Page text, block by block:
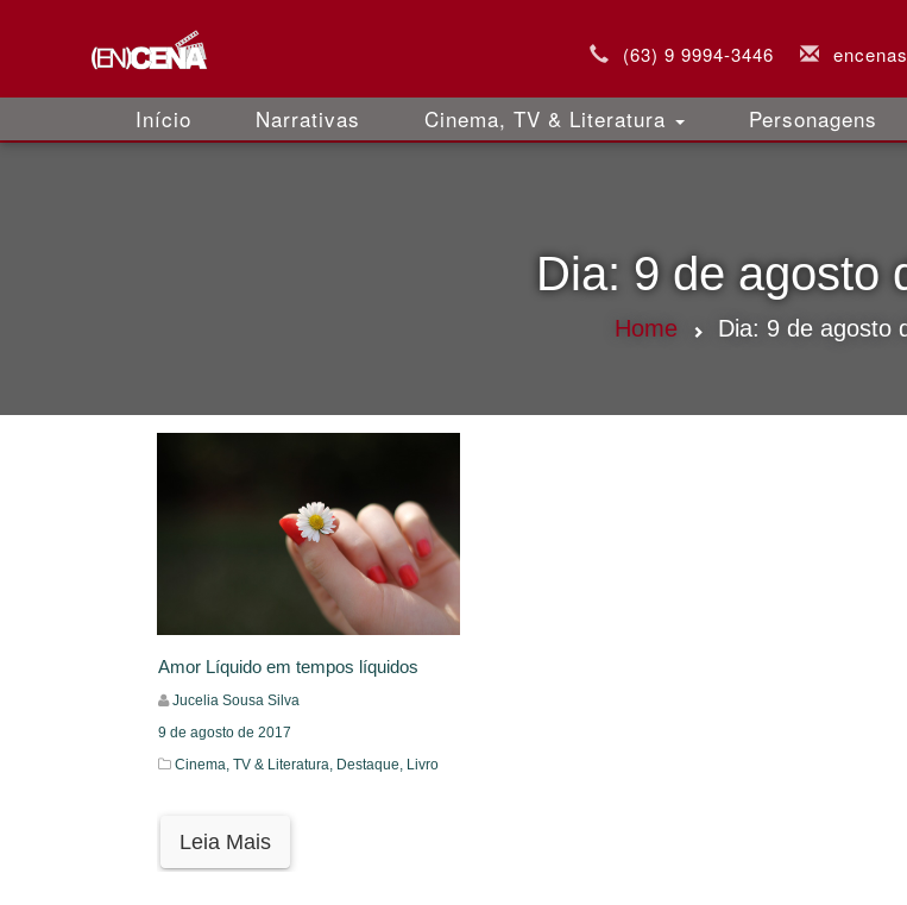
(63) 9 9994-3446
Início Narrativas Cinema, TV & Literatura Personagens
Dia: 9 de agosto
Home Dia: 9 de agosto
Amor Líquido em tempos líquidos
Jucelia Sousa Silva
9 de agosto de 2017
Cinema, TV & Literatura, Destaque, Livro
Leia Mais